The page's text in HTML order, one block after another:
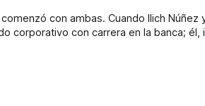
con ambas. Cuando Ilich Núñez
corporativo con carrera en la banca; él,